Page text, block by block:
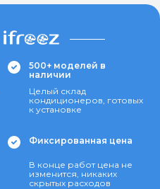
500+ моделей в
наличии
Целый склад
кондиционеров, готовых
к установке
Фиксированная цена
В конце работ цена не
изменится, никаких
скрытых расходов